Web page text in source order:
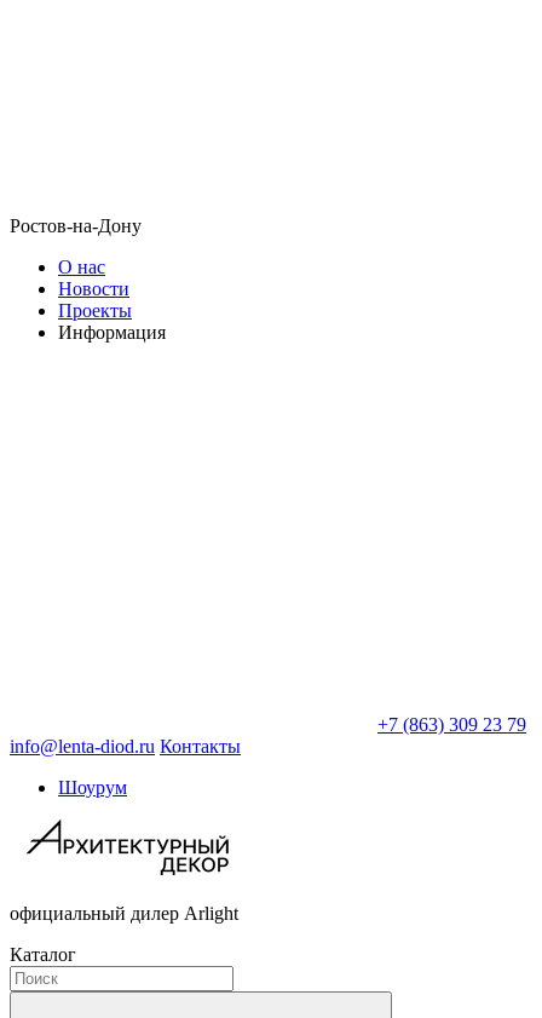
Ростов-на-Дону
О нас
Новости
Проекты
Информация
+7 (863) 309 23 79
info@lenta-diod.ru Контакты
Шоурум
официальный дилер Arlight
Каталог